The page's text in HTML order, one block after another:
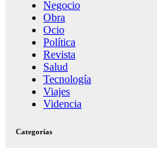
Negocio
Obra
Ocio
Política
Revista
Salud
Tecnología
Viajes
Videncia
Categorías